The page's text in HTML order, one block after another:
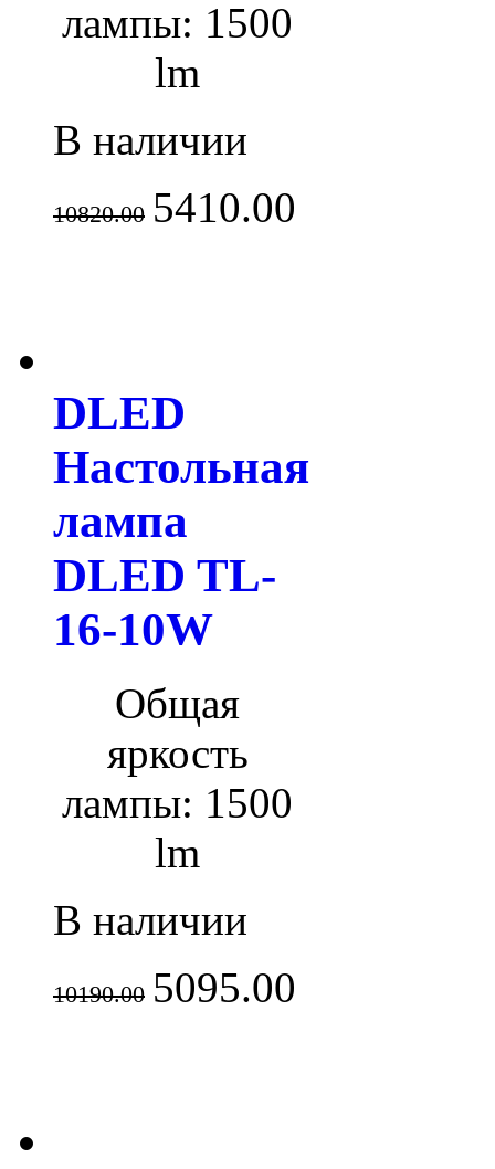
лампы: 1500
lm
В наличии
10820.00 5410.00
DLED
Настольная
лампа
DLED TL-
16-10W
Общая
яркость
лампы: 1500
lm
В наличии
10190.00 5095.00